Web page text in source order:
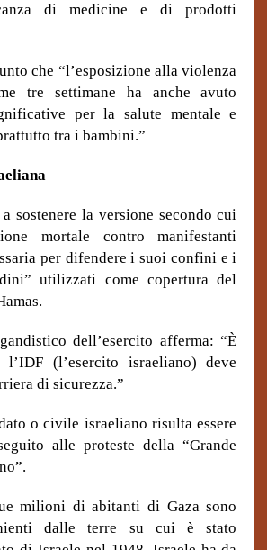
di medicine e di prodotti
che “l’esposizione alla violenza
tre settimane ha anche avuto
per la salute mentale e
tra i bambini.”
sostenere la versione secondo cui
mortale contro manifestanti
per difendere i suoi confini e i
utilizzati come copertura del
dell’esercito afferma: “È
(l’esercito israeliano) deve
di sicurezza.”
o civile israeliano risulta essere
alle proteste della “Grande
milioni di abitanti di Gaza sono
dalle terre su cui è stato